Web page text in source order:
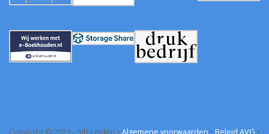
Copyright © 2023 - SIB-Leiden • Algemene voorwaarden • Beleid AVG •